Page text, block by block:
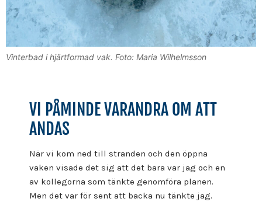
Vinterbad i hjärtformad vak. Foto: Maria Wilhelmsson
VI PÅMINDE VARANDRA OM ATT
ANDAS
När vi kom ned till stranden och den öppna
vaken visade det sig att det bara var jag och en
av kollegorna som tänkte genomföra planen.
Men det var för sent att backa nu tänkte jag.